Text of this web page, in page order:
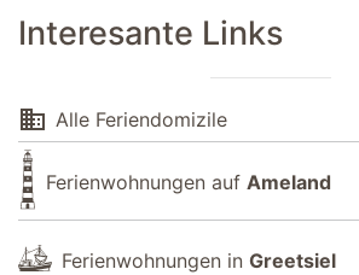
Interesante Links
domain Alle Feriendomizile
Ferienwohnungen auf Ameland
Ferienwohnungen in Greetsiel